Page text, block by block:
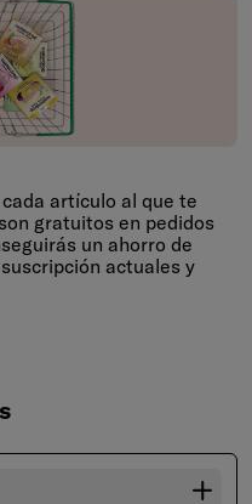
artículo al que te
gratuitos en pedidos
un ahorro de
actuales y